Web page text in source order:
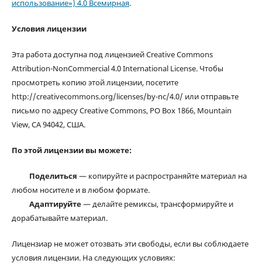
использование») 4.0 Всемирная.
Условия лицензии
Эта работа доступна под лицензией Creative Commons
Attribution-NonCommercial 4.0 International License. Чтобы
просмотреть копию этой лицензии, посетите
http://creativecommons.org/licenses/by-nc/4.0/ или отправьте
письмо по адресу Creative Commons, PO Box 1866, Mountain
View, CA 94042, США.
По этой лицензии вы можете:
Поделиться — копируйте и распространяйте материал на
любом носителе и в любом формате.
Адаптируйте— делайте ремиксы, трансформируйте и
дорабатывайте материал.
Лицензиар не может отозвать эти свободы, если вы соблюдаете
условия лицензии. На следующих условиях: